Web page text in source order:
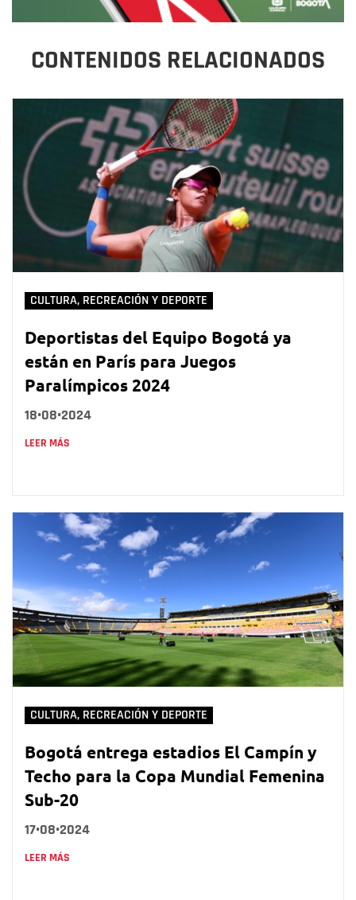
CONTENIDOS RELACIONADOS
CULTURA, RECREACIÓN Y DEPORTE
Deportistas del Equipo Bogotá ya
están en París para Juegos
Paralímpicos 2024
18•08•2024
LEER MÁS
CULTURA, RECREACIÓN Y DEPORTE
Bogotá entrega estadios El Campín y
Techo para la Copa Mundial Femenina
Sub-20
17•08•2024
LEER MÁS